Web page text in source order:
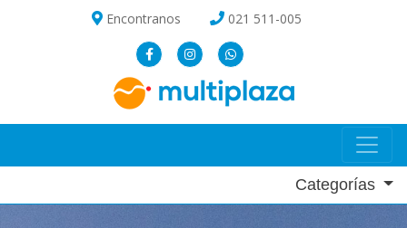
Encontranos 021 511-005
Categorías